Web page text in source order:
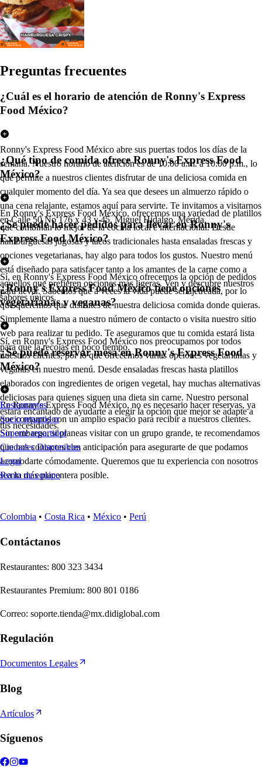
Preguntas frecuentes
¿Cuál es el horario de atención de Ronny's Express
Food México?
Ronny's Express Food México abre sus puertas todos los días de la
semana. Nuestro horario de atención es de 10:00 a.m. a 10:00 p.m., lo
que permite a nuestros clientes disfrutar de una deliciosa comida en
cualquier momento del día. Ya sea que desees un almuerzo rápido o
una cena relajante, estamos aquí para servirte. Te invitamos a visitarnos
en Calle 50 No 176 x 43 y 45, Miguel Hidalgo, Mérida.
¿Qué tipo de comida ofrece Ronny's Express Food
México?
En Ronny's Express Food México, ofrecemos una variedad de platillos
que combinan lo mejor de la cocina local e internacional. Desde
hamburguesas jugosas y tacos tradicionales hasta ensaladas frescas y
opciones vegetarianas, hay algo para todos los gustos. Nuestro menú
está diseñado para satisfacer tanto a los amantes de la carne como a
aquellos que prefieren opciones más ligeras. Ven y descubre nuestros
sabores únicos.
¿Se puede hacer pedidos para llevar en Ronny's
Express Food México?
Sí, en Ronny's Express Food México ofrecemos la opción de pedidos
para llevar. Sabemos que a veces la vida puede ser ajetreada, por lo
que queremos que disfrutes de nuestra deliciosa comida donde quieras.
Simplemente llama a nuestro número de contacto o visita nuestro sitio
web para realizar tu pedido. Te aseguramos que tu comida estará lista
para que la recojas en poco tiempo.
¿Ronny's Express Food México tiene opciones
vegetarianas y veganas?
Sí, en Ronny's Express Food México nos preocupamos por todos
nuestros clientes, por lo que ofrecemos varias opciones vegetarianas y
veganas en nuestro menú. Desde ensaladas frescas hasta platillos
elaborados con ingredientes de origen vegetal, hay muchas alternativas
deliciosas para quienes siguen una dieta sin carne. Nuestro personal
estará encantado de ayudarte a elegir la opción que mejor se adapte a
tus necesidades.
¿Se puede reservar mesa en Ronny's Express Food
México?
En Ronny's Express Food México, no es necesario hacer reservas, ya
que contamos con un amplio espacio para recibir a nuestros clientes.
Sin embargo, si planeas visitar con un grupo grande, te recomendamos
que nos contactes con anticipación para asegurarte de que podamos
acomodarte cómodamente. Queremos que tu experiencia con nosotros
sea lo más placentera posible.
Restaurantes
Socio repartidor
Soporte repartidor
Ciudades Disponibles
Legal
Renta de equipo
Colombia • Costa Rica • México • Perú
Contáctanos
Restaurantes: 800 323 3434
Restaurantes Premium: 800 801 0186
Correo: soporte.tienda@mx.didiglobal.com
Regulación
Documentos Legales
Blog
Artículos
Síguenos